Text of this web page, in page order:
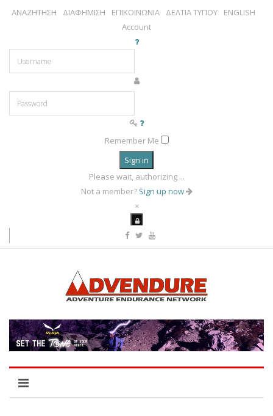
ΑΝΑΖΗΤΗΣΗ ΔΙΑΦΗΜΙΣΗ ΕΠΙΚΟΙΝΩΝΙΑ ΔΕΛΤΙΑ ΤΥΠΟΥ
ENGLISH
Account
Remember Me
Sign in
Please wait, authorizing ...
Not a member? Sign up now
×